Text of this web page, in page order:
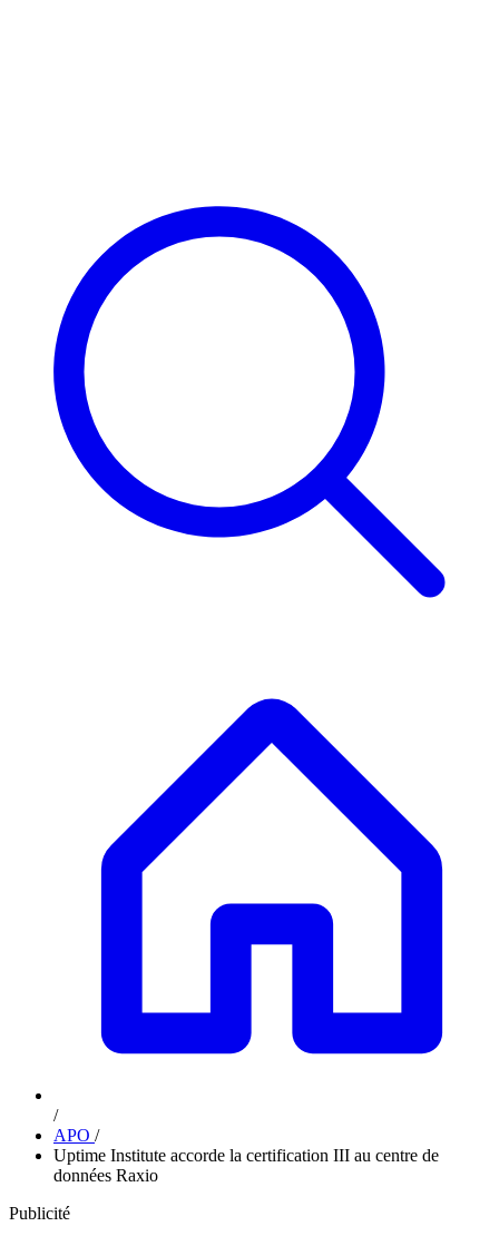
/
APO /
Uptime Institute accorde la certification III au centre de
données Raxio
Publicité